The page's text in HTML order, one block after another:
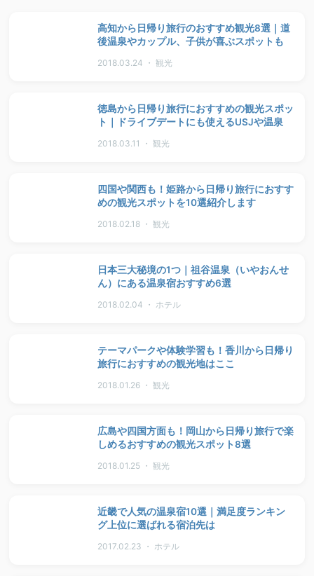
高知から日帰り旅行のおすすめ観光8選｜道
後温泉やカップル、子供が喜ぶスポットも
2018.03.24 ・ 観光
徳島から日帰り旅行におすすめの観光スポッ
ト｜ドライブデートにも使えるUSJや温泉
2018.03.11 ・ 観光
四国や関西も！姫路から日帰り旅行におすす
めの観光スポットを10選紹介します
2018.02.18 ・ 観光
日本三大秘境の1つ｜祖谷温泉（いやおんせ
ん）にある温泉宿おすすめ6選
2018.02.04 ・ ホテル
テーマパークや体験学習も！香川から日帰り
旅行におすすめの観光地はここ
2018.01.26 ・ 観光
広島や四国方面も！岡山から日帰り旅行で楽
しめるおすすめの観光スポット8選
2018.01.25 ・ 観光
近畿で人気の温泉宿10選｜満足度ランキン
グ上位に選ばれる宿泊先は
2017.02.23 ・ ホテル